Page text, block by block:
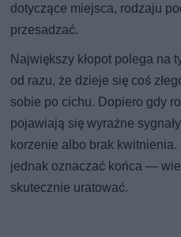
dotyczące miejsca, rodzaju
przesadzać.
Największy kłopot polega na
od razu, że dzieje się coś
sobie po cichu. Dopiero gdy
pojawiają się wyraźne
korzenie albo brak
jednak oznaczać końca —
skutecznie uratować.